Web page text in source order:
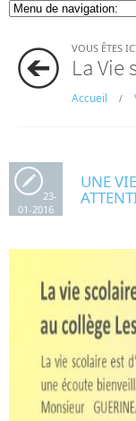
VOUS ÊTES
La Vie
Accueil /
23-
01-2016
UNE